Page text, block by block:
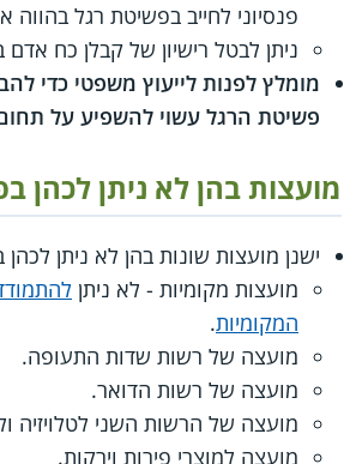
פנסיוני לחייב בפשיטת רגל בהווה
ניתן לבטל רישיון של קבלן כח
מומלץ לפנות לייעוץ משפטי כדי
פשיטת הרגל עשוי להשפיע על
מועצות בהן לא ניתן לכהן
ישנן מועצות שונות בהן לא ניתן
מועצות מקומיות - לא ניתן
המקומיות.
מועצה של רשות שדות התעופה.
מועצה של רשות הדואר.
מועצה של הרשות השני לטלויזיה
מועצה למוצרי פירות וירקות.